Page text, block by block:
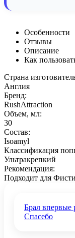
Особенности
Отзывы
Описание
Как
Страна
Англия
Бренд:
RushAttraction
Объем, мл:
30
Состав:
Isoamyl
Классификация
Ультракрепкий
Рекомендация:
Подходит для
Брал впервые
Спасебо